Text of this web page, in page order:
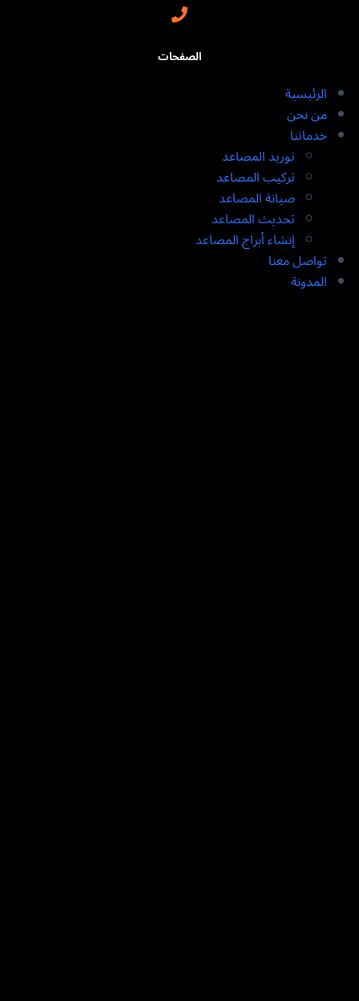
الصفحات
الرئيسية
من نحن
خدماتنا
توريد المصاعد​
تركيب المصاعد ​
صيانة المصاعد​
تحديث المصاعد​
إنشاء أبراج المصاعد​
تواصل معنا
المدونة